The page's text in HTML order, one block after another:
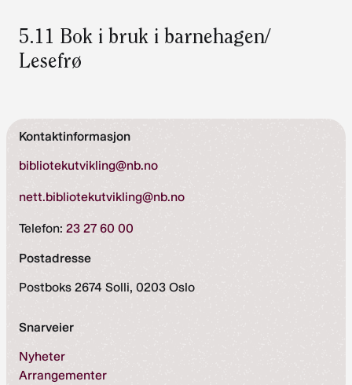
5.11 Bok i bruk i barnehagen/
Lesefrø
Kontaktinformasjon
bibliotekutvikling@nb.no
nett.bibliotekutvikling@nb.no
Telefon: 23 27 60 00
Postadresse
Postboks 2674 Solli, 0203 Oslo
Snarveier
Nyheter
Arrangementer